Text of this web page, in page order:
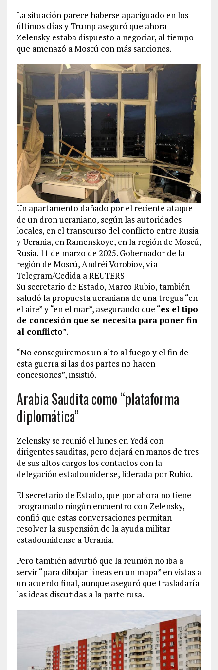
La situación parece haberse apaciguado en los
últimos días y Trump aseguró que ahora
Zelensky estaba dispuesto a negociar, al tiempo
que amenazó a Moscú con más sanciones.
Un apartamento dañado por el reciente ataque
de un dron ucraniano, según las autoridades
locales, en el transcurso del conflicto entre Rusia
y Ucrania, en Ramenskoye, en la región de Moscú,
Rusia. 11 de marzo de 2025. Gobernador de la
región de Moscú, Andréi Vorobiov, vía
Telegram/Cedida a REUTERS
Su secretario de Estado, Marco Rubio, también
saludó la propuesta ucraniana de una tregua “en
el aire” y “en el mar”, asegurando que “es el tipo
de concesión que se necesita para poner fin
al conflicto”.
“No conseguiremos un alto al fuego y el fin de
esta guerra si las dos partes no hacen
concesiones”, insistió.
Arabia Saudita como “plataforma
diplomática”
Zelensky se reunió el lunes en Yedá con
dirigentes sauditas, pero dejará en manos de tres
de sus altos cargos los contactos con la
delegación estadounidense, liderada por Rubio.
El secretario de Estado, que por ahora no tiene
programado ningún encuentro con Zelensky,
confió que estas conversaciones permitan
resolver la suspensión de la ayuda militar
estadounidense a Ucrania.
Pero también advirtió que la reunión no iba a
servir “para dibujar líneas en un mapa” en vistas a
un acuerdo final, aunque aseguró que trasladaría
las ideas discutidas a la parte rusa.